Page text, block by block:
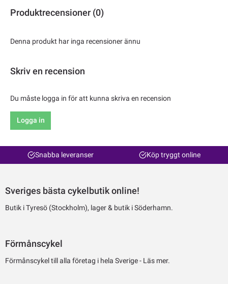
Produktrecensioner (0)
Denna produkt har inga recensioner ännu
Skriv en recension
Du måste logga in för att kunna skriva en recension
Logga in
Snabba leveranser Köp tryggt online
Sveriges bästa cykelbutik online!
Butik i Tyresö (Stockholm), lager & butik i Söderhamn.
Förmånscykel
Förmånscykel till alla företag i hela Sverige - Läs mer.